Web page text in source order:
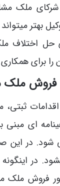
شرکای ملک
بهتر
حل اختلاف
برای
و فروش
ثبتی،
ای مبنی
شود. در
در اینگونه
فروش ملک